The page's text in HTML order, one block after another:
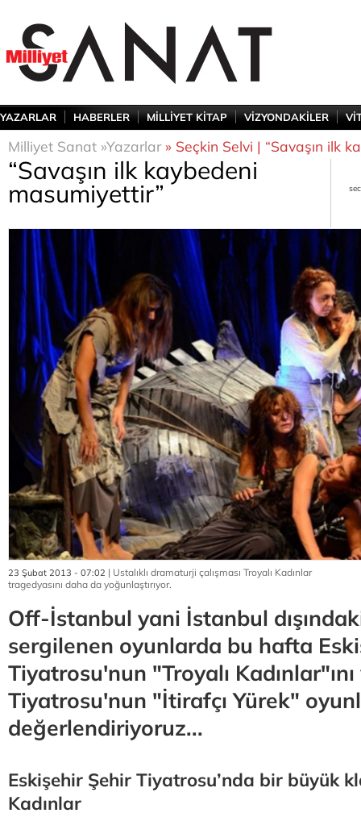
YAZARLAR HABERLER MİLLİYET KİTAP VİZYONDAKİLER
Milliyet Sanat »Yazarlar» Seçkin Selvi | “Savaşın ilk
“Savaşın ilk kaybedeni
masumiyettir”
23 Şubat 2013 - 07:02 | Ustalıklı dramaturji çalışması Troyalı Kadınlar
tragedyasını daha da yoğunlaştırıyor.
Off-İstanbul yani İstanbul
sergilenen oyunlarda bu hafta
Tiyatrosu'nun "Troyalı
Tiyatrosu'nun "İtirafçı Yürek"
değerlendiriyoruz...
Eskişehir Şehir Tiyatrosu’nda bir büyük
Kadınlar